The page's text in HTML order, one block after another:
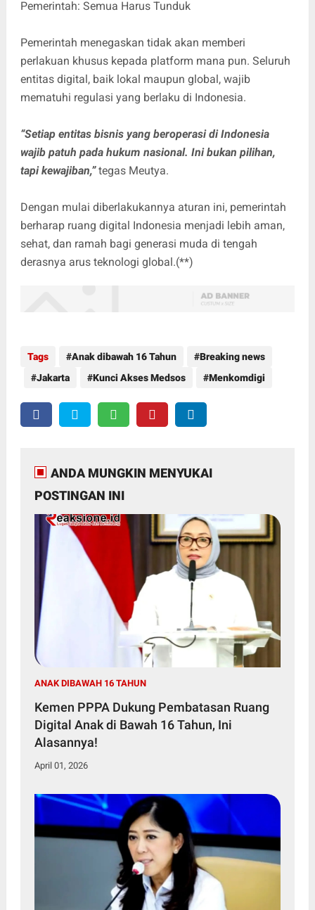
Pemerintah: Semua Harus Tunduk
Pemerintah menegaskan tidak akan memberi
perlakuan khusus kepada platform mana pun. Seluruh
entitas digital, baik lokal maupun global, wajib
mematuhi regulasi yang berlaku di Indonesia.
“Setiap entitas bisnis yang beroperasi di Indonesia
wajib patuh pada hukum nasional. Ini bukan pilihan,
tapi kewajiban,”tegas Meutya.
Dengan mulai diberlakukannya aturan ini, pemerintah
berharap ruang digital Indonesia menjadi lebih aman,
sehat, dan ramah bagi generasi muda di tengah
derasnya arus teknologi global.(**)
Tags Anak dibawah 16 Tahun
Breaking news
Jakarta
Kunci Akses Medsos Menkomdigi
ANDA MUNGKIN MENYUKAI
POSTINGAN INI
ANAK DIBAWAH 16 TAHUN
Kemen PPPA Dukung Pembatasan Ruang
Digital Anak di Bawah 16 Tahun, Ini
Alasannya!
April 01, 2026